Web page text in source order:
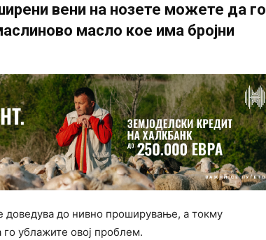
вени на нозете можете да го
масло кое има бројни
до нивно проширување, а токму
ублажите овој проблем.